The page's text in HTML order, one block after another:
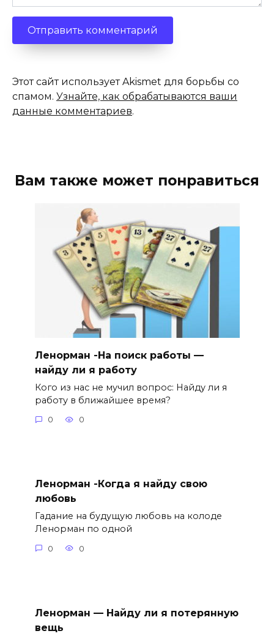
Этот сайт использует Akismet для борьбы со
спамом. Узнайте, как обрабатываются ваши
данные комментариев.
Вам также может понравиться
Ленорман -На поиск работы —
найду ли я работу
Кого из нас не мучил вопрос: Найду ли я
работу в ближайшее время?
0 0
Ленорман -Когда я найду свою
любовь
Гадание на будущую любовь на колоде
Ленорман по одной
0 0
Ленорман — Найду ли я потерянную
вещь